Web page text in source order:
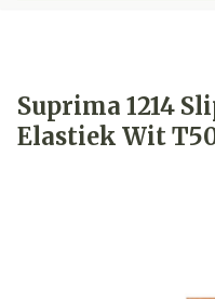
Suprima 1214
Elastiek Wit